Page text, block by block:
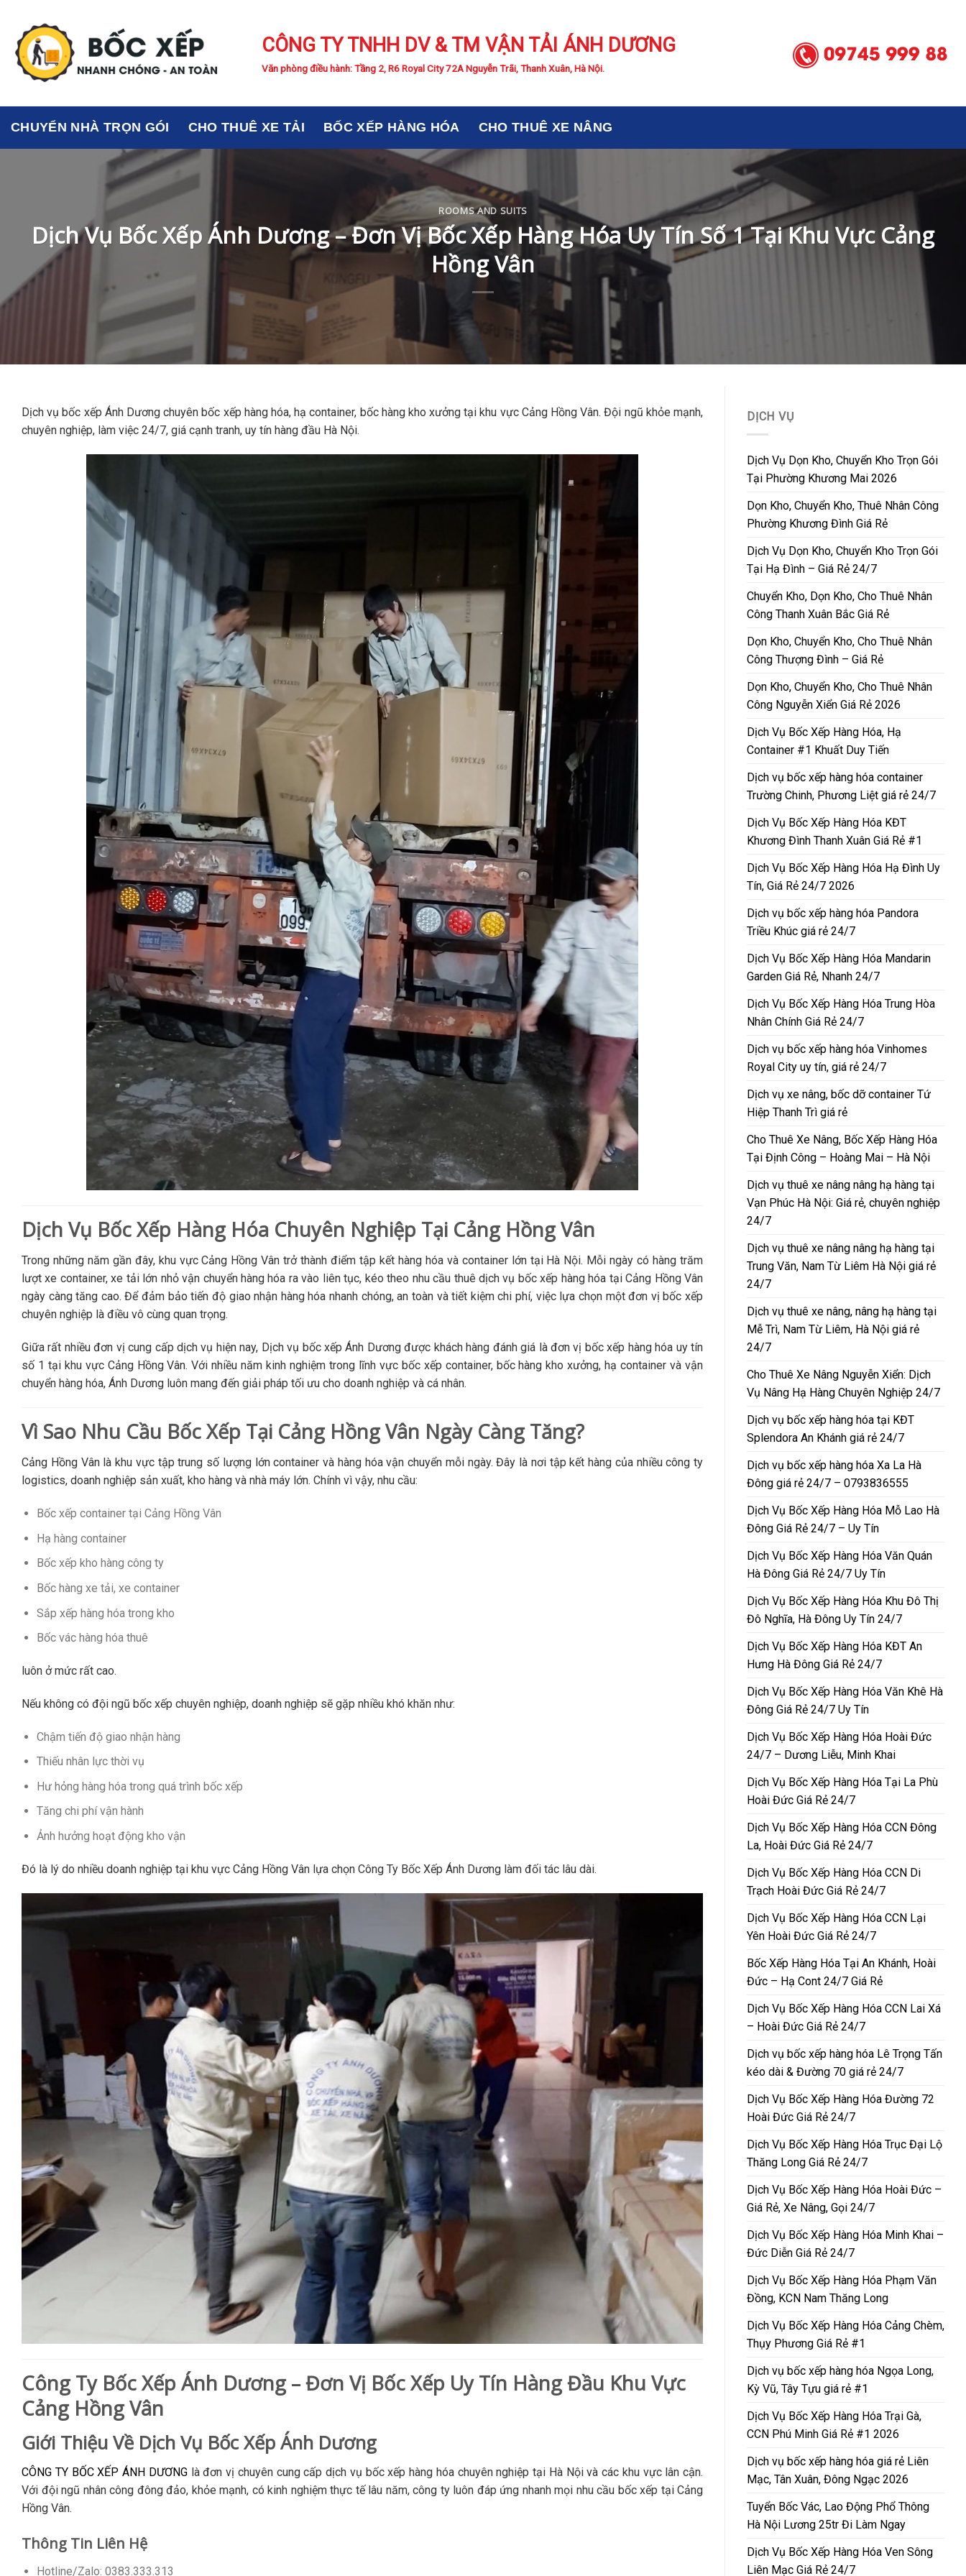
content
CÔNG TY TNHH DV & TM VẬN TẢI ÁNH DƯƠNG
Văn phòng điều hành: Tầng 2, R6 Royal City 72A Nguyễn Trãi, Thanh Xuân, Hà Nội.
CHUYỂN NHÀ TRỌN GÓI CHO THUÊ XE TẢI BỐC XẾP HÀNG HÓA CHO THUÊ XE NÂNG
ROOMS AND SUITS
Dịch Vụ Bốc Xếp Ánh Dương – Đơn Vị Bốc Xếp Hàng Hóa Uy Tín Số 1 Tại Khu Vực Cảng
Hồng Vân
Dịch vụ bốc xếp Ánh Dương chuyên bốc xếp hàng hóa, hạ container, bốc hàng kho xưởng tại khu vực Cảng Hồng Vân. Đội ngũ khỏe mạnh,
chuyên nghiệp, làm việc 24/7, giá cạnh tranh, uy tín hàng đầu Hà Nội.
Dịch Vụ Bốc Xếp Hàng Hóa Chuyên Nghiệp Tại Cảng Hồng Vân
Trong những năm gần đây, khu vực Cảng Hồng Vân trở thành điểm tập kết hàng hóa và container lớn tại Hà Nội. Mỗi ngày có hàng trăm
lượt xe container, xe tải lớn nhỏ vận chuyển hàng hóa ra vào liên tục, kéo theo nhu cầu thuê dịch vụ bốc xếp hàng hóa tại Cảng Hồng Vân
ngày càng tăng cao. Để đảm bảo tiến độ giao nhận hàng hóa nhanh chóng, an toàn và tiết kiệm chi phí, việc lựa chọn một đơn vị bốc xếp
chuyên nghiệp là điều vô cùng quan trọng.
Giữa rất nhiều đơn vị cung cấp dịch vụ hiện nay, Dịch vụ bốc xếp Ánh Dương được khách hàng đánh giá là đơn vị bốc xếp hàng hóa uy tín
số 1 tại khu vực Cảng Hồng Vân. Với nhiều năm kinh nghiệm trong lĩnh vực bốc xếp container, bốc hàng kho xưởng, hạ container và vận
chuyển hàng hóa, Ánh Dương luôn mang đến giải pháp tối ưu cho doanh nghiệp và cá nhân.
Vì Sao Nhu Cầu Bốc Xếp Tại Cảng Hồng Vân Ngày Càng Tăng?
Cảng Hồng Vân là khu vực tập trung số lượng lớn container và hàng hóa vận chuyển mỗi ngày. Đây là nơi tập kết hàng của nhiều công ty
logistics, doanh nghiệp sản xuất, kho hàng và nhà máy lớn. Chính vì vậy, nhu cầu:
Bốc xếp container tại Cảng Hồng Vân
Hạ hàng container
Bốc xếp kho hàng công ty
Bốc hàng xe tải, xe container
Sắp xếp hàng hóa trong kho
Bốc vác hàng hóa thuê
luôn ở mức rất cao.
Nếu không có đội ngũ bốc xếp chuyên nghiệp, doanh nghiệp sẽ gặp nhiều khó khăn như:
Chậm tiến độ giao nhận hàng
Thiếu nhân lực thời vụ
Hư hỏng hàng hóa trong quá trình bốc xếp
Tăng chi phí vận hành
Ảnh hưởng hoạt động kho vận
Đó là lý do nhiều doanh nghiệp tại khu vực Cảng Hồng Vân lựa chọn Công Ty Bốc Xếp Ánh Dương làm đối tác lâu dài.
Công Ty Bốc Xếp Ánh Dương – Đơn Vị Bốc Xếp Uy Tín Hàng Đầu Khu Vực
Cảng Hồng Vân
Giới Thiệu Về Dịch Vụ Bốc Xếp Ánh Dương
CÔNG TY BỐC XẾP ÁNH DƯƠNGlà đơn vị chuyên cung cấp dịch vụ bốc xếp hàng hóa chuyên nghiệp tại Hà Nội và các khu vực lân cận.
Với đội ngũ nhân công đông đảo, khỏe mạnh, có kinh nghiệm thực tế lâu năm, công ty luôn đáp ứng nhanh mọi nhu cầu bốc xếp tại Cảng
Hồng Vân.
Thông Tin Liên Hệ
Hotline/Zalo: 0383.333.313
DỊCH VỤ
Dịch Vụ Dọn Kho, Chuyển Kho Trọn Gói
Tại Phường Khương Mai 2026
Dọn Kho, Chuyển Kho, Thuê Nhân Công
Phường Khương Đình Giá Rẻ
Dịch Vụ Dọn Kho, Chuyển Kho Trọn Gói
Tại Hạ Đình – Giá Rẻ 24/7
Chuyển Kho, Dọn Kho, Cho Thuê Nhân
Công Thanh Xuân Bắc Giá Rẻ
Dọn Kho, Chuyển Kho, Cho Thuê Nhân
Công Thượng Đình – Giá Rẻ
Dọn Kho, Chuyển Kho, Cho Thuê Nhân
Công Nguyễn Xiển Giá Rẻ 2026
Dịch Vụ Bốc Xếp Hàng Hóa, Hạ
Container #1 Khuất Duy Tiến
Dịch vụ bốc xếp hàng hóa container
Trường Chinh, Phương Liệt giá rẻ 24/7
Dịch Vụ Bốc Xếp Hàng Hóa KĐT
Khương Đình Thanh Xuân Giá Rẻ #1
Dịch Vụ Bốc Xếp Hàng Hóa Hạ Đình Uy
Tín, Giá Rẻ 24/7 2026
Dịch vụ bốc xếp hàng hóa Pandora
Triều Khúc giá rẻ 24/7
Dịch Vụ Bốc Xếp Hàng Hóa Mandarin
Garden Giá Rẻ, Nhanh 24/7
Dịch Vụ Bốc Xếp Hàng Hóa Trung Hòa
Nhân Chính Giá Rẻ 24/7
Dịch vụ bốc xếp hàng hóa Vinhomes
Royal City uy tín, giá rẻ 24/7
Dịch vụ xe nâng, bốc dỡ container Tứ
Hiệp Thanh Trì giá rẻ
Cho Thuê Xe Nâng, Bốc Xếp Hàng Hóa
Tại Định Công – Hoàng Mai – Hà Nội
Dịch vụ thuê xe nâng nâng hạ hàng tại
Vạn Phúc Hà Nội: Giá rẻ, chuyên nghiệp
24/7
Dịch vụ thuê xe nâng nâng hạ hàng tại
Trung Văn, Nam Từ Liêm Hà Nội giá rẻ
24/7
Dịch vụ thuê xe nâng, nâng hạ hàng tại
Mễ Trì, Nam Từ Liêm, Hà Nội giá rẻ
24/7
Cho Thuê Xe Nâng Nguyễn Xiển: Dịch
Vụ Nâng Hạ Hàng Chuyên Nghiệp 24/7
Dịch vụ bốc xếp hàng hóa tại KĐT
Splendora An Khánh giá rẻ 24/7
Dịch vụ bốc xếp hàng hóa Xa La Hà
Đông giá rẻ 24/7 – 0793836555
Dịch Vụ Bốc Xếp Hàng Hóa Mỗ Lao Hà
Đông Giá Rẻ 24/7 – Uy Tín
Dịch Vụ Bốc Xếp Hàng Hóa Văn Quán
Hà Đông Giá Rẻ 24/7 Uy Tín
Dịch Vụ Bốc Xếp Hàng Hóa Khu Đô Thị
Đô Nghĩa, Hà Đông Uy Tín 24/7
Dịch Vụ Bốc Xếp Hàng Hóa KĐT An
Hưng Hà Đông Giá Rẻ 24/7
Dịch Vụ Bốc Xếp Hàng Hóa Văn Khê Hà
Đông Giá Rẻ 24/7 Uy Tín
Dịch Vụ Bốc Xếp Hàng Hóa Hoài Đức
24/7 – Dương Liễu, Minh Khai
Dịch Vụ Bốc Xếp Hàng Hóa Tại La Phù
Hoài Đức Giá Rẻ 24/7
Dịch Vụ Bốc Xếp Hàng Hóa CCN Đông
La, Hoài Đức Giá Rẻ 24/7
Dịch Vụ Bốc Xếp Hàng Hóa CCN Di
Trạch Hoài Đức Giá Rẻ 24/7
Dịch Vụ Bốc Xếp Hàng Hóa CCN Lại
Yên Hoài Đức Giá Rẻ 24/7
Bốc Xếp Hàng Hóa Tại An Khánh, Hoài
Đức – Hạ Cont 24/7 Giá Rẻ
Dịch Vụ Bốc Xếp Hàng Hóa CCN Lai Xá
– Hoài Đức Giá Rẻ 24/7
Dịch vụ bốc xếp hàng hóa Lê Trọng Tấn
kéo dài & Đường 70 giá rẻ 24/7
Dịch Vụ Bốc Xếp Hàng Hóa Đường 72
Hoài Đức Giá Rẻ 24/7
Dịch Vụ Bốc Xếp Hàng Hóa Trục Đại Lộ
Thăng Long Giá Rẻ 24/7
Dịch Vụ Bốc Xếp Hàng Hóa Hoài Đức –
Giá Rẻ, Xe Nâng, Gọi 24/7
Dịch Vụ Bốc Xếp Hàng Hóa Minh Khai –
Đức Diễn Giá Rẻ 24/7
Dịch Vụ Bốc Xếp Hàng Hóa Phạm Văn
Đồng, KCN Nam Thăng Long
Dịch Vụ Bốc Xếp Hàng Hóa Cảng Chèm,
Thụy Phương Giá Rẻ #1
Dịch vụ bốc xếp hàng hóa Ngọa Long,
Kỳ Vũ, Tây Tựu giá rẻ #1
Dịch Vụ Bốc Xếp Hàng Hóa Trại Gà,
CCN Phú Minh Giá Rẻ #1 2026
Dịch vụ bốc xếp hàng hóa giá rẻ Liên
Mạc, Tân Xuân, Đông Ngạc 2026
Tuyển Bốc Vác, Lao Động Phổ Thông
Hà Nội Lương 25tr Đi Làm Ngay
Dịch Vụ Bốc Xếp Hàng Hóa Ven Sông
Liên Mạc Giá Rẻ 24/7